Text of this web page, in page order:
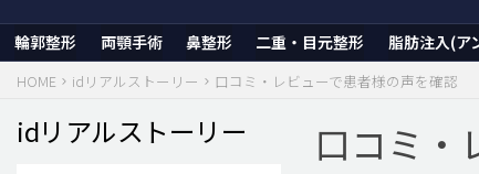
輪郭整形 両顎手術 鼻整形 二重・目元整形 脂肪注入(ア
HOME idリアルストーリー 口コミ・レビューで患者様の声を確認
口コミ・
idリアルストーリー